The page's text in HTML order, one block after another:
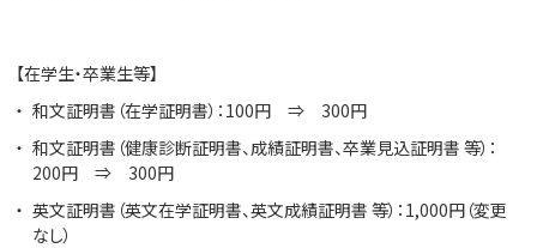
【在学生・卒業生等】
和文証明書（在学証明書）：100円 ⇒ 300円
和文証明書（健康診断証明書、成績証明書、卒業見込証明書 等）：
200円 ⇒ 300円
英文証明書（英文在学証明書、英文成績証明書 等）：1,000円（変更
なし）